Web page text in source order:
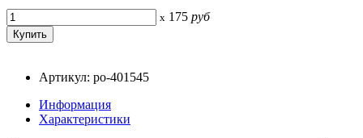
x 175 руб
Артикул: po-401545
Информация
Характеристики